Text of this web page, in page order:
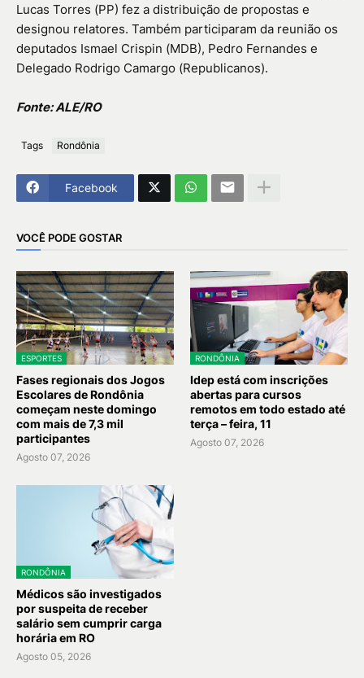
Lucas Torres (PP) fez a distribuição de propostas e
designou relatores. Também participaram da reunião os
deputados Ismael Crispin (MDB), Pedro Fernandes e
Delegado Rodrigo Camargo (Republicanos).
Fonte: ALE/RO
Tags Rondônia
Facebook
VOCÊ PODE GOSTAR
ESPORTES
Fases regionais dos Jogos
Escolares de Rondônia
começam neste domingo
com mais de 7,3 mil
participantes
Agosto 07, 2026
RONDÔNIA
Idep está com inscrições
abertas para cursos
remotos em todo estado até
terça – feira, 11
Agosto 07, 2026
RONDÔNIA
Médicos são investigados
por suspeita de receber
salário sem cumprir carga
horária em RO
Agosto 05, 2026